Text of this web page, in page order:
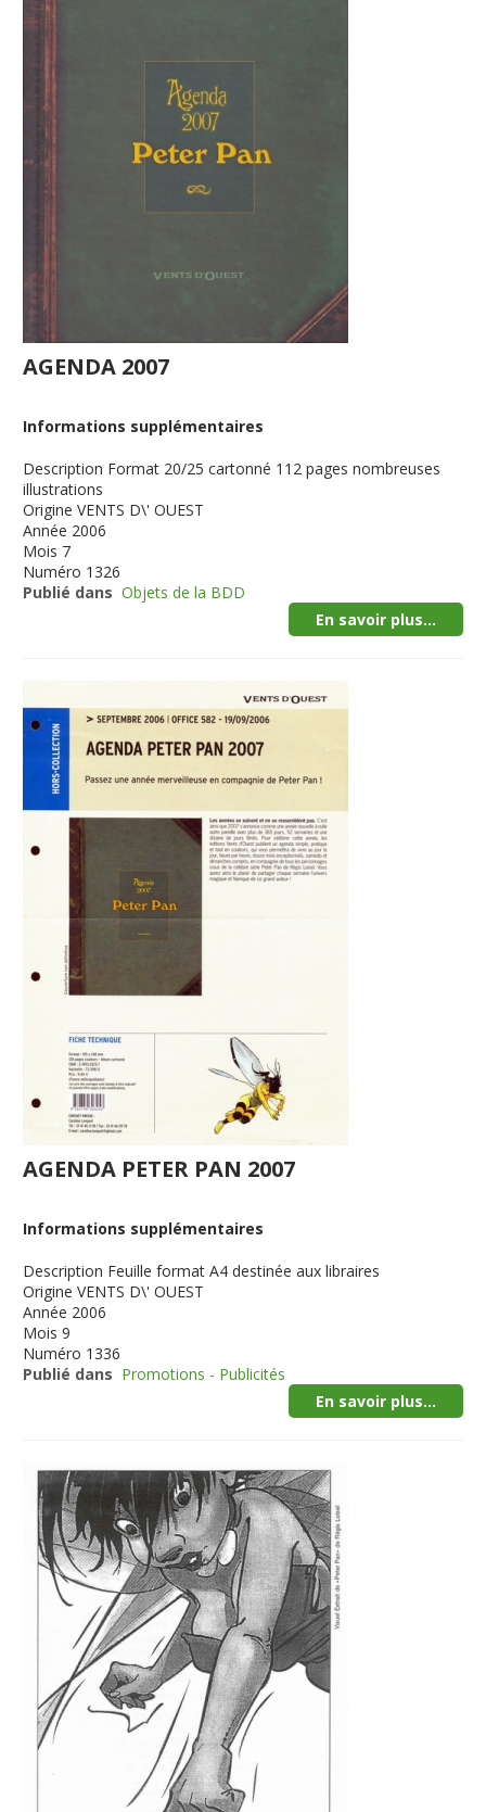
AGENDA 2007
Informations supplémentaires
Description Format 20/25 cartonné 112 pages nombreuses
illustrations
Origine VENTS D\' OUEST
Année 2006
Mois 7
Numéro 1326
Publié dans Objets de la BDD
En savoir plus...
AGENDA PETER PAN 2007
Informations supplémentaires
Description Feuille format A4 destinée aux libraires
Origine VENTS D\' OUEST
Année 2006
Mois 9
Numéro 1336
Publié dans Promotions - Publicités
En savoir plus...